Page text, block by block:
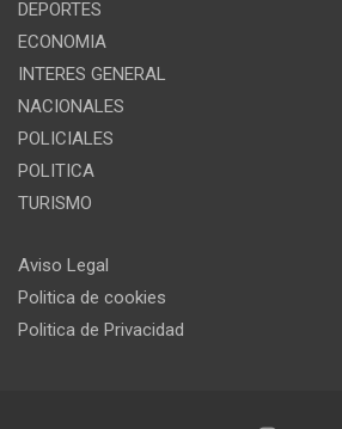
DEPORTES
ECONOMIA
INTERES GENERAL
NACIONALES
POLICIALES
POLITICA
TURISMO
Aviso Legal
Politica de cookies
Politica de Privacidad